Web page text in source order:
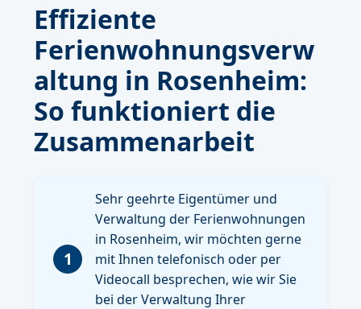
Effiziente
Ferienwohnungsverw
altung in Rosenheim:
So funktioniert die
Zusammenarbeit
1
Sehr geehrte Eigentümer und
Verwaltung der Ferienwohnungen
in Rosenheim, wir möchten gerne
mit Ihnen telefonisch oder per
Videocall besprechen, wie wir Sie
bei der Verwaltung Ihrer